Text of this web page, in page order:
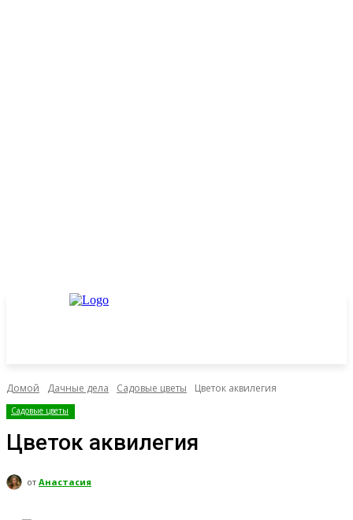
Домой Дачные дела Садовые цветы Цветок аквилегия
Садовые цветы
Цветок аквилегия
от Анастасия